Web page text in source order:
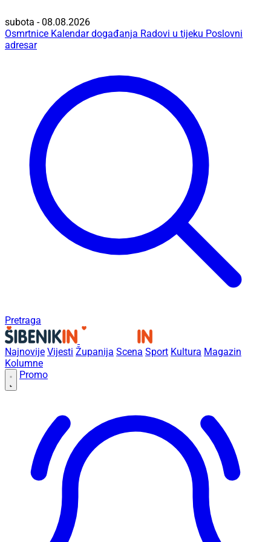
subota - 08.08.2026
Osmrtnice Kalendar događanja Radovi u tijeku Poslovni
adresar
Pretraga
Najnovije Vijesti Županija Scena Sport Kultura Magazin
Kolumne
Promo